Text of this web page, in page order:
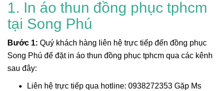
1. In áo thun đồng phục tphcm
tại Song Phú
Bước 1: Quý khách hàng liên hệ trực tiếp đến đồng phục
Song Phú để đặt in áo thun đồng phục tphcm qua các kênh
sau đây:
Liên hệ trực tiếp qua hotline: 0938272353 Gặp Ms